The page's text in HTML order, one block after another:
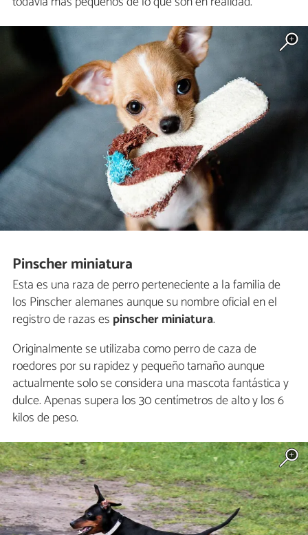
Pinscher miniatura
Esta es una raza de perro perteneciente a la familia de
los Pinscher alemanes aunque su nombre oficial en el
registro de razas es pinscher miniatura.
Originalmente se utilizaba como perro de caza de
roedores por su rapidez y pequeño tamaño aunque
actualmente solo se considera una mascota fantástica y
dulce. Apenas supera los 30 centímetros de alto y los 6
kilos de peso.